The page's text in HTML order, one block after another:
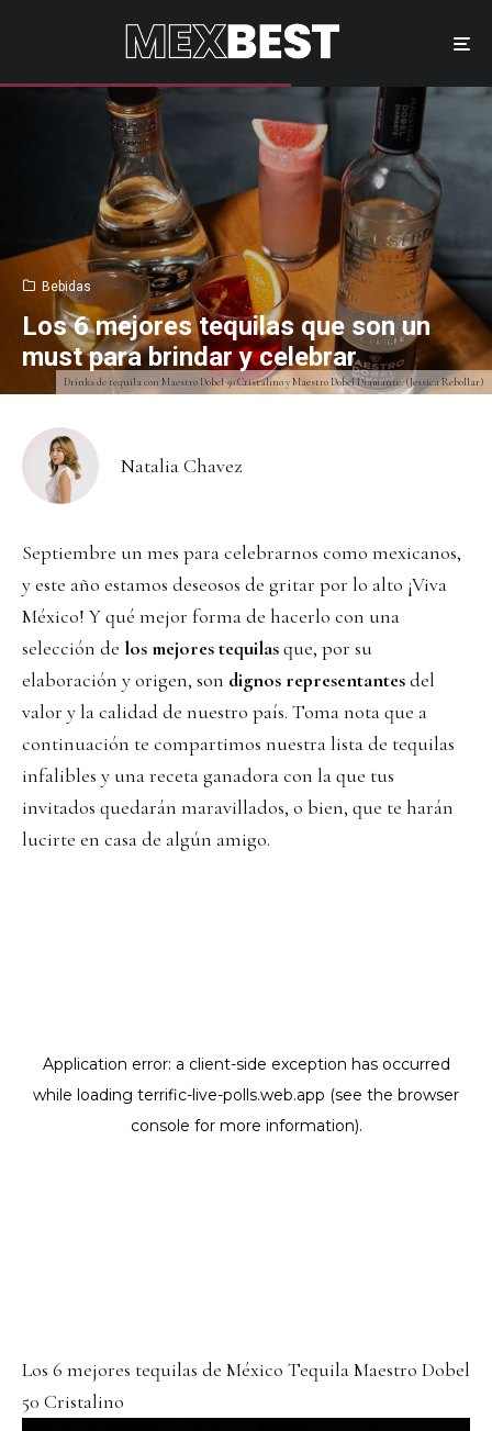
Drinks de tequila con Maestro Dobel 50 Cristalino y Maestro Dobel Diamante. (Jessica Rebollar)
Bebidas
Los 6 mejores tequilas que son un
must para brindar y celebrar
Natalia Chavez
Septiembre un mes para celebrarnos como mexicanos,
y este año estamos deseosos de gritar por lo alto ¡Viva
México! Y qué mejor forma de hacerlo con una
selección de los mejores tequilasque, por su
elaboración y origen, son dignos representantesdel
valor y la calidad de nuestro país. Toma nota que a
continuación te compartimos nuestra lista de tequilas
infalibles y una receta ganadora con la que tus
invitados quedarán maravillados, o bien, que te harán
lucirte en casa de algún amigo.
Los 6 mejores tequilas de México Tequila Maestro Dobel
50 Cristalino